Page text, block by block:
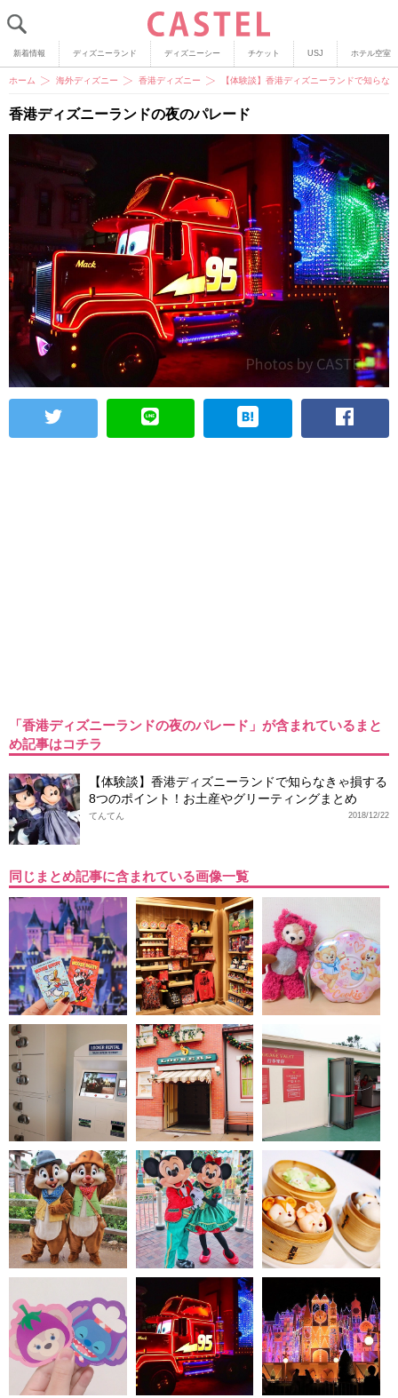
新着情報 ディズニーランド ディズニーシー チケット USJ ホテル空室
ホーム 海外ディズニー 香港ディズニー 【体験談】香港ディズニーランドで知ら
香港ディズニーランドの夜のパレード
「香港ディズニーランドの夜のパレード」が含まれているまと
め記事はコチラ
【体験談】香港ディズニーランドで知らなきゃ損する
8つのポイント！お土産やグリーティングまとめ
2018/12/22
てんてん
同じまとめ記事に含まれている画像一覧